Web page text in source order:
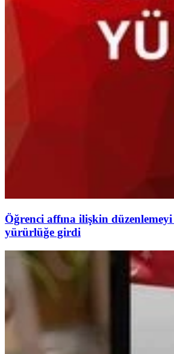
Öğrenci affına ilişkin
yürürlüğe girdi